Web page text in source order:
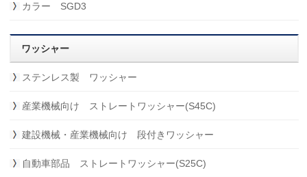
カラー SGD3
ワッシャー
ステンレス製 ワッシャー
産業機械向け ストレートワッシャー(S45C)
建設機械・産業機械向け 段付きワッシャー
自動車部品 ストレートワッシャー(S25C)